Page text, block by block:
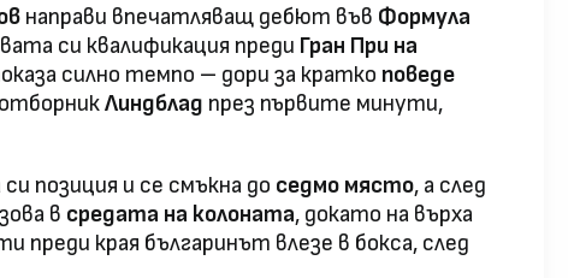
направи впечатляващ дебют във Формула
си квалификация преди Гран При на
силно темпо – дори за кратко поведе
Линдблад през първите минути,
позиция и се смъкна до седмо място, а след
в средата на колоната, докато на върха
преди края българинът влезе в бокса, след